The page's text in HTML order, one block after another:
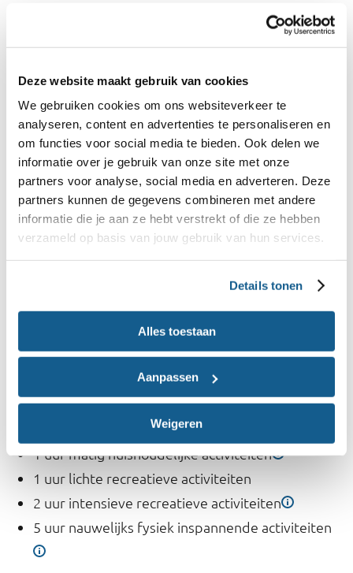
Deze website maakt gebruik van cookies
We gebruiken cookies om ons websiteverkeer te
analyseren, content en advertenties te personaliseren en
om functies voor social media te bieden. Ook delen we
informatie over je gebruik van onze site met onze
partners voor analyse, social media en adverteren. Deze
partners kunnen de gegevens combineren met andere
informatie die je aan ze hebt verstrekt of die ze hebben
verzameld op basis van jouw gebruik van hun services.
Details tonen
Alles toestaan
Aanpassen
Weigeren
met de fiets naar school, eventuele bijbaan of
1 uur matig huishoudelijke activiteiten
2 uur lichte recreatieve activiteiten
2 uur nauwelijks fysiek inspannende activiteiten
Wanneer is je kind actief?
Het activiteitenpatroon van een actief kind kan er
bijvoorbeeld als volgt uitzien:
10 uur slapen
3 uur zittend werken in de klas en/of thuis
1 uur zittend met bijvoorbeeld de auto of
openbaar vervoer naar school, eventuele
bijbaan of andere activiteiten
1 uur lichte huishoudelijke activiteiten
1 uur matig huishoudelijke activiteiten
1 uur lichte recreatieve activiteiten
2 uur intensieve recreatieve activiteiten
5 uur nauwelijks fysiek inspannende activiteiten